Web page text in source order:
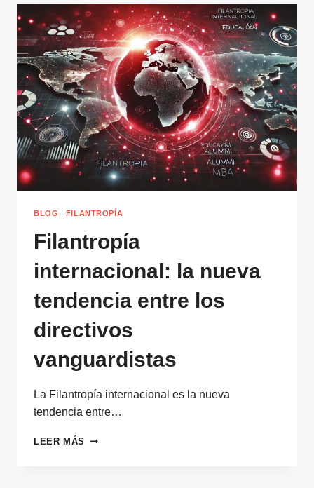
CLAVES
PARA
UN
CRECIMIENTO
SOSTENIBLE
BLOG | FILANTROPÍA
Filantropía
internacional: la nueva
tendencia entre los
directivos
vanguardistas
La Filantropía internacional es la nueva
tendencia entre…
LEER MÁS FILANTROPÍA